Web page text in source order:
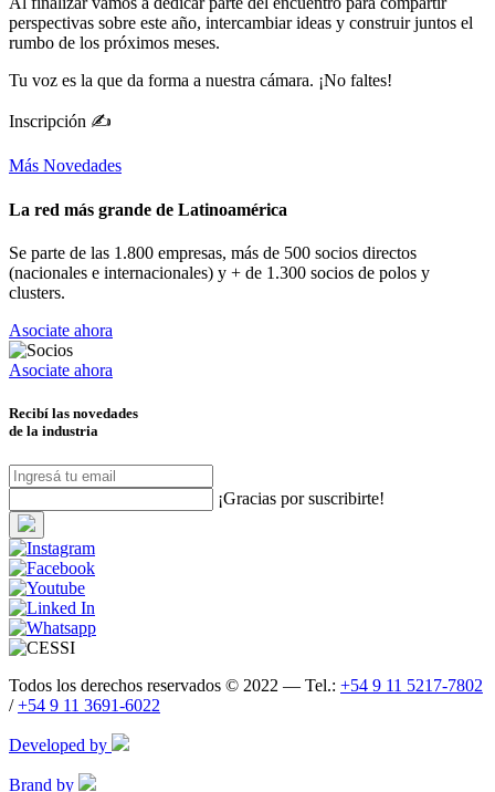
perspectivas sobre este año, intercambiar ideas y construir juntos el
rumbo de los próximos meses.
Tu voz es la que da forma a nuestra cámara. ¡No faltes!
Inscripción ✍️
Más Novedades
La red más grande de Latinoamérica
Se parte de las 1.800 empresas, más de 500 socios directos
(nacionales e internacionales) y + de 1.300 socios de polos y
clusters.
Asociate ahora
Asociate ahora
Recibí las novedades
de la industria
¡Gracias por suscribirte!
Todos los derechos reservados © 2022 — Tel.: +54 9 11 5217-7802
/+54 9 11 3691-6022
Developed by
Brand by